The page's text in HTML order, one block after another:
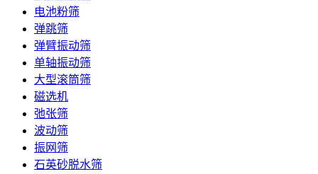
电池粉筛
弹跳筛
弹臂振动筛
单轴振动筛
大型滚筒筛
磁选机
弛张筛
波动筛
振网筛
石英砂脱水筛